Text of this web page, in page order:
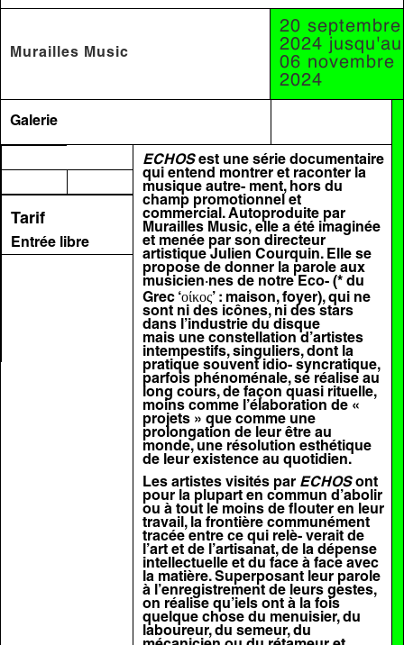
Murailles Music
20 septembre
2024 jusqu'au
06 novembre
2024
Galerie
Tarif
Entrée libre
ECHOSest une série documentaire
qui entend montrer et raconter la
musique autre- ment, hors du
champ promotionnel et
commercial. Autoproduite par
Murailles Music, elle a été imaginée
et menée par son directeur
artistique Julien Courquin. Elle se
propose de donner la parole aux
musicien·nes de notre Eco- (* du
Grec ‘οίκος’ : maison, foyer), qui ne
sont ni des icônes, ni des stars
dans l’industrie du disque
mais une constellation d’artistes
intempestifs, singuliers, dont la
pratique souvent idio- syncratique,
parfois phénoménale, se réalise au
long cours, de façon quasi rituelle,
moins comme l’élaboration de «
projets » que comme une
prolongation de leur être au
monde, une résolution esthétique
de leur existence au quotidien.
Les artistes visités par ECHOSont
pour la plupart en commun d’abolir
ou à tout le moins de flouter en leur
travail, la frontière communément
tracée entre ce qui relè- verait de
l’art et de l’artisanat, de la dépense
intellectuelle et du face à face avec
la matière. Superposant leur parole
à l’enregistrement de leurs gestes,
on réalise qu’iels ont à la fois
quelque chose du menuisier, du
laboureur, du semeur, du